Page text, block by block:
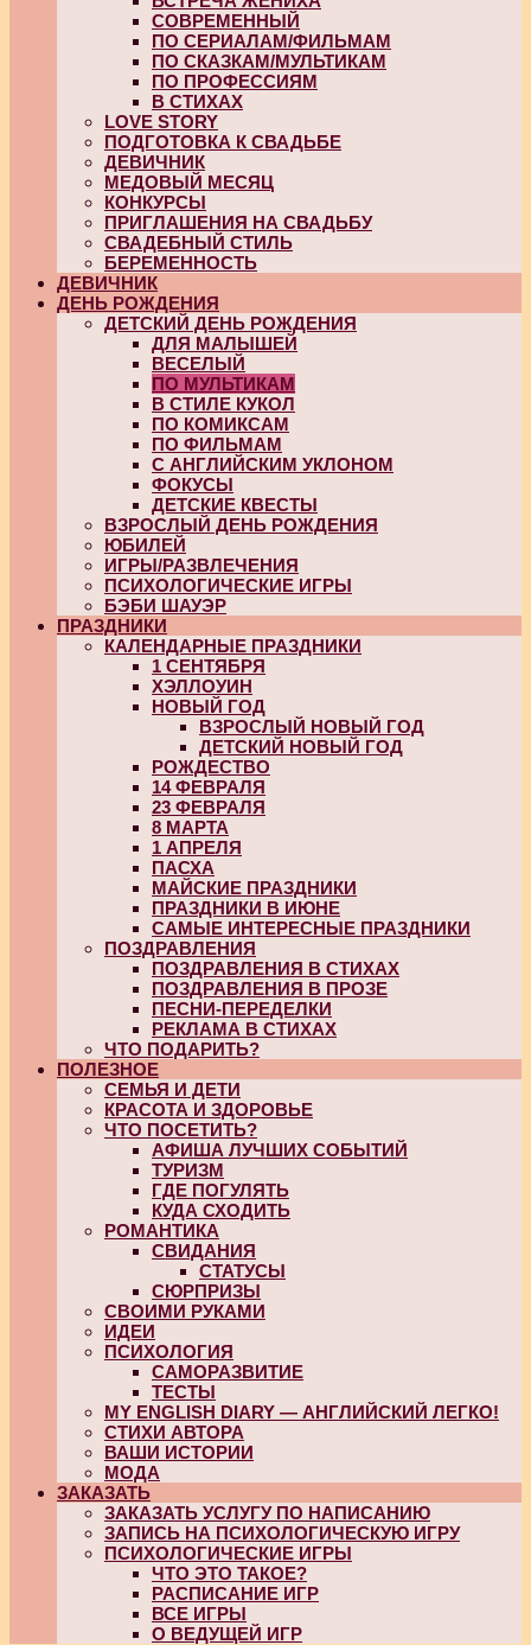
СОВРЕМЕННЫЙ
ПО СЕРИАЛАМ/ФИЛЬМАМ
ПО СКАЗКАМ/МУЛЬТИКАМ
ПО ПРОФЕССИЯМ
В СТИХАХ
LOVE STORY
ПОДГОТОВКА К СВАДЬБЕ
ДЕВИЧНИК
МЕДОВЫЙ МЕСЯЦ
КОНКУРСЫ
ПРИГЛАШЕНИЯ НА СВАДЬБУ
СВАДЕБНЫЙ СТИЛЬ
БЕРЕМЕННОСТЬ
ДЕВИЧНИК
ДЕНЬ РОЖДЕНИЯ
ДЕТСКИЙ ДЕНЬ РОЖДЕНИЯ
ДЛЯ МАЛЫШЕЙ
ВЕСЕЛЫЙ
ПО МУЛЬТИКАМ
В СТИЛЕ КУКОЛ
ПО КОМИКСАМ
ПО ФИЛЬМАМ
С АНГЛИЙСКИМ УКЛОНОМ
ФОКУСЫ
ДЕТСКИЕ КВЕСТЫ
ВЗРОСЛЫЙ ДЕНЬ РОЖДЕНИЯ
ЮБИЛЕЙ
ИГРЫ/РАЗВЛЕЧЕНИЯ
ПСИХОЛОГИЧЕСКИЕ ИГРЫ
БЭБИ ШАУЭР
ПРАЗДНИКИ
КАЛЕНДАРНЫЕ ПРАЗДНИКИ
1 СЕНТЯБРЯ
ХЭЛЛОУИН
НОВЫЙ ГОД
ВЗРОСЛЫЙ НОВЫЙ ГОД
ДЕТСКИЙ НОВЫЙ ГОД
РОЖДЕСТВО
14 ФЕВРАЛЯ
23 ФЕВРАЛЯ
8 МАРТА
1 АПРЕЛЯ
ПАСХА
МАЙСКИЕ ПРАЗДНИКИ
ПРАЗДНИКИ В ИЮНЕ
САМЫЕ ИНТЕРЕСНЫЕ ПРАЗДНИКИ
ПОЗДРАВЛЕНИЯ
ПОЗДРАВЛЕНИЯ В СТИХАХ
ПОЗДРАВЛЕНИЯ В ПРОЗЕ
ПЕСНИ-ПЕРЕДЕЛКИ
РЕКЛАМА В СТИХАХ
ЧТО ПОДАРИТЬ?
ПОЛЕЗНОЕ
СЕМЬЯ И ДЕТИ
КРАСОТА И ЗДОРОВЬЕ
ЧТО ПОСЕТИТЬ?
АФИША ЛУЧШИХ СОБЫТИЙ
ТУРИЗМ
ГДЕ ПОГУЛЯТЬ
КУДА СХОДИТЬ
РОМАНТИКА
СВИДАНИЯ
СТАТУСЫ
СЮРПРИЗЫ
СВОИМИ РУКАМИ
ИДЕИ
ПСИХОЛОГИЯ
САМОРАЗВИТИЕ
ТЕСТЫ
MY ENGLISH DIARY — АНГЛИЙСКИЙ ЛЕГКО!
СТИХИ АВТОРА
ВАШИ ИСТОРИИ
МОДА
ЗАКАЗАТЬ
ЗАКАЗАТЬ УСЛУГУ ПО НАПИСАНИЮ
ЗАПИСЬ НА ПСИХОЛОГИЧЕСКУЮ ИГРУ
ПСИХОЛОГИЧЕСКИЕ ИГРЫ
ЧТО ЭТО ТАКОЕ?
РАСПИСАНИЕ ИГР
ВСЕ ИГРЫ
О ВЕДУЩЕЙ ИГР